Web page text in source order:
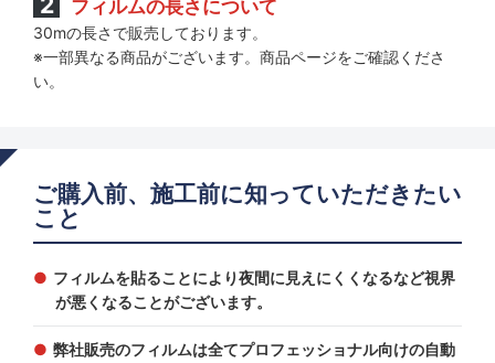
フィルムの長さについて
30mの長さで販売しております。
※一部異なる商品がございます。商品ページをご確認くださ
い。
ご購入前、施工前に知っていただきたい
こと
フィルムを貼ることにより夜間に見えにくくなるなど視界
が悪くなることがございます。
弊社販売のフィルムは全てプロフェッショナル向けの自動